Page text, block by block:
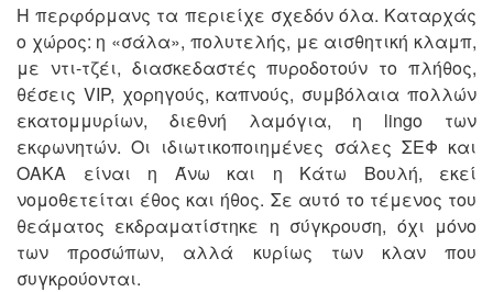
Η περφόρμανς τα περιείχε σχεδόν όλα. Καταρχάς
ο χώρος: η «σάλα», πολυτελής, με αισθητική κλαμπ,
με ντι-τζέι, διασκεδαστές πυροδοτούν το πλήθος,
θέσεις VIP, χορηγούς, καπνούς, συμβόλαια πολλών
εκατομμυρίων, διεθνή λαμόγια, η lingo των
εκφωνητών. Οι ιδιωτικοποιημένες σάλες ΣΕΦ και
ΟΑΚΑ είναι η Άνω και η Κάτω Βουλή, εκεί
νομοθετείται έθος και ήθος. Σε αυτό το τέμενος του
θεάματος εκδραματίστηκε η σύγκρουση, όχι μόνο
των προσώπων, αλλά κυρίως των κλαν που
συγκρούονται.